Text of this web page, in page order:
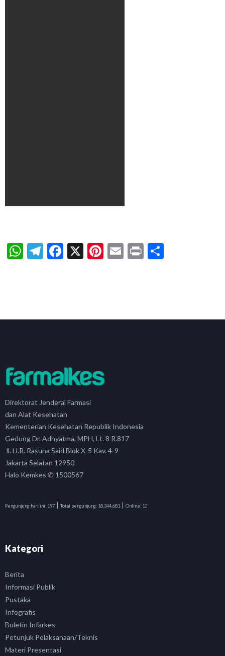
WhatsApp
Telegram
Facebook
X Pinterest
Email
Print
Direktorat Jenderal Farmasi
dan Alat Kesehatan
Kementerian Kesehatan Republik Indonesia
Gedung Dr. Adhyatma, MPH, Lt. 8 R.817
Jl. H.R. Rasuna Said Blok X-5 Kav. 4-9
Jakarta Selatan 12950
Halo Kemkes ✆ 1500567
Pengunjung hari ini: 197 | Total pengunjung: 18,344,681 | Online: 10
Kategori
Berita
Informasi Publik
Pustaka
Infografis
Buletin Infarkes
Petunjuk Pelaksanaan/Teknis
Materi Presentasi